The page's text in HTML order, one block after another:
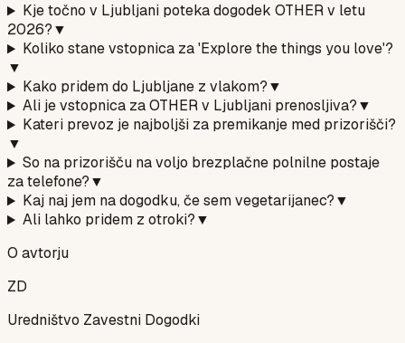
Kje točno v Ljubljani poteka dogodek OTHER v letu
2026?▼
Koliko stane vstopnica za 'Explore the things you love'?
▼
Kako pridem do Ljubljane z vlakom?▼
Ali je vstopnica za OTHER v Ljubljani prenosljiva?▼
Kateri prevoz je najboljši za premikanje med prizorišči?
▼
So na prizorišču na voljo brezplačne polnilne postaje
za telefone?▼
Kaj naj jem na dogodku, če sem vegetarijanec?▼
Ali lahko pridem z otroki?▼
O avtorju
ZD
Uredništvo Zavestni Dogodki